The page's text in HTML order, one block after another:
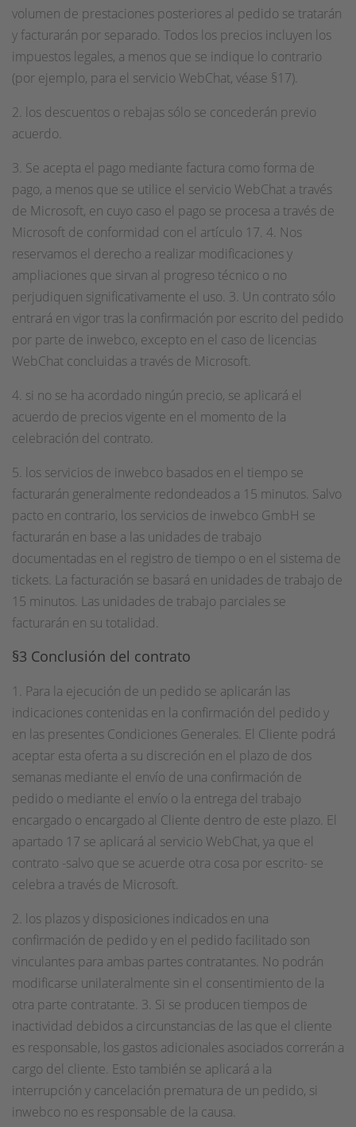
volumen de prestaciones posteriores al pedido se tratarán
y facturarán por separado. Todos los precios incluyen los
impuestos legales, a menos que se indique lo contrario
(por ejemplo, para el servicio WebChat, véase §17).
2. los descuentos o rebajas sólo se concederán previo
acuerdo.
3. Se acepta el pago mediante factura como forma de
pago, a menos que se utilice el servicio WebChat a través
de Microsoft, en cuyo caso el pago se procesa a través de
Microsoft de conformidad con el artículo 17. 4. Nos
reservamos el derecho a realizar modificaciones y
ampliaciones que sirvan al progreso técnico o no
perjudiquen significativamente el uso. 3. Un contrato sólo
entrará en vigor tras la confirmación por escrito del pedido
por parte de inwebco, excepto en el caso de licencias
WebChat concluidas a través de Microsoft.
4. si no se ha acordado ningún precio, se aplicará el
acuerdo de precios vigente en el momento de la
celebración del contrato.
5. los servicios de inwebco basados en el tiempo se
facturarán generalmente redondeados a 15 minutos. Salvo
pacto en contrario, los servicios de inwebco GmbH se
facturarán en base a las unidades de trabajo
documentadas en el registro de tiempo o en el sistema de
tickets. La facturación se basará en unidades de trabajo de
15 minutos. Las unidades de trabajo parciales se
facturarán en su totalidad.
§3 Conclusión del contrato
1. Para la ejecución de un pedido se aplicarán las
indicaciones contenidas en la confirmación del pedido y
en las presentes Condiciones Generales. El Cliente podrá
aceptar esta oferta a su discreción en el plazo de dos
semanas mediante el envío de una confirmación de
pedido o mediante el envío o la entrega del trabajo
encargado o encargado al Cliente dentro de este plazo. El
apartado 17 se aplicará al servicio WebChat, ya que el
contrato -salvo que se acuerde otra cosa por escrito- se
celebra a través de Microsoft.
2. los plazos y disposiciones indicados en una
confirmación de pedido y en el pedido facilitado son
vinculantes para ambas partes contratantes. No podrán
modificarse unilateralmente sin el consentimiento de la
otra parte contratante. 3. Si se producen tiempos de
inactividad debidos a circunstancias de las que el cliente
es responsable, los gastos adicionales asociados correrán a
cargo del cliente. Esto también se aplicará a la
interrupción y cancelación prematura de un pedido, si
inwebco no es responsable de la causa.